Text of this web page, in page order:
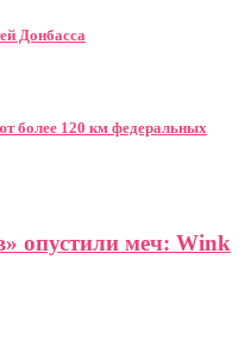
Донбасса
более 120 км федеральных
опустили меч: Wink